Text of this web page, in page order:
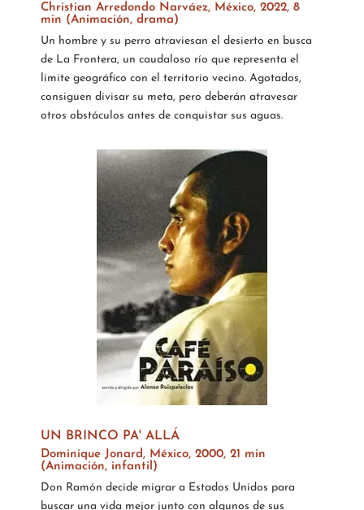
Christian Arredondo Narváez, México, 2022, 8
min (Animación, drama)
Un hombre y su perro atraviesan el desierto en busca
de La Frontera, un caudaloso río que representa el
límite geográfico con el territorio vecino. Agotados,
consiguen divisar su meta, pero deberán atravesar
otros obstáculos antes de conquistar sus aguas.
UN BRINCO PA' ALLÁ
Dominique Jonard, México, 2000, 21 min
(Animación, infantil)
Don Ramón decide migrar a Estados Unidos para
buscar una vida mejor junto con algunos de sus